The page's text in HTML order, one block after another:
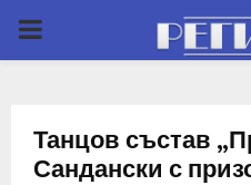
P
Танцов състав
Сандански с